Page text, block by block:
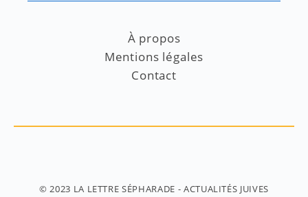
À propos
Mentions légales
Contact
© 2023 LA LETTRE SÉPHARADE - ACTUALITÉS JUIVES